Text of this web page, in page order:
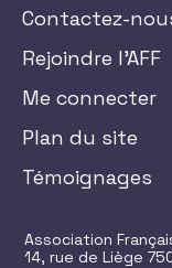
Contactez-
Rejoindre l'AFF
Me connecter
Plan du site
Témoignages
Association
14, rue de Liège